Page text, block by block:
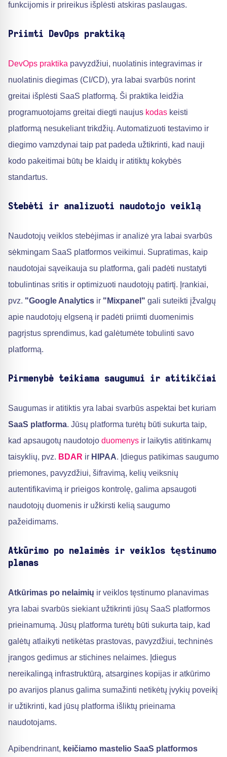
funkcijomis ir prireikus išplėsti atskiras paslaugas.
Priimti DevOps praktiką
DevOps praktika pavyzdžiui, nuolatinis integravimas ir
nuolatinis diegimas (CI/CD), yra labai svarbūs norint
greitai išplėsti SaaS platformą. Ši praktika leidžia
programuotojams greitai diegti naujus kodas keisti
platformą nesukeliant trikdžių. Automatizuoti testavimo ir
diegimo vamzdynai taip pat padeda užtikrinti, kad nauji
kodo pakeitimai būtų be klaidų ir atitiktų kokybės
standartus.
Stebėti ir analizuoti naudotojo veiklą
Naudotojų veiklos stebėjimas ir analizė yra labai svarbūs
sėkmingam SaaS platformos veikimui. Supratimas, kaip
naudotojai sąveikauja su platforma, gali padėti nustatyti
tobulintinas sritis ir optimizuoti naudotojų patirtį. Įrankiai,
pvz. "Google Analytics ir "Mixpanel" gali suteikti įžvalgų
apie naudotojų elgseną ir padėti priimti duomenimis
pagrįstus sprendimus, kad galėtumėte tobulinti savo
platformą.
Pirmenybė teikiama saugumui ir atitikčiai
Saugumas ir atitiktis yra labai svarbūs aspektai bet kuriam
SaaS platforma. Jūsų platforma turėtų būti sukurta taip,
kad apsaugotų naudotojo duomenys ir laikytis atitinkamų
taisyklių, pvz. BDAR ir HIPAA. Įdiegus patikimas saugumo
priemones, pavyzdžiui, šifravimą, kelių veiksnių
autentifikavimą ir prieigos kontrolę, galima apsaugoti
naudotojų duomenis ir užkirsti kelią saugumo
pažeidimams.
Atkūrimo po nelaimės ir veiklos tęstinumo
planas
Atkūrimas po nelaimių ir veiklos tęstinumo planavimas
yra labai svarbūs siekiant užtikrinti jūsų SaaS platformos
prieinamumą. Jūsų platforma turėtų būti sukurta taip, kad
galėtų atlaikyti netikėtas prastovas, pavyzdžiui, techninės
įrangos gedimus ar stichines nelaimes. Įdiegus
nereikalingą infrastruktūrą, atsargines kopijas ir atkūrimo
po avarijos planus galima sumažinti netikėtų įvykių poveikį
ir užtikrinti, kad jūsų platforma išliktų prieinama
naudotojams.
Apibendrinant, keičiamo mastelio SaaS platformos